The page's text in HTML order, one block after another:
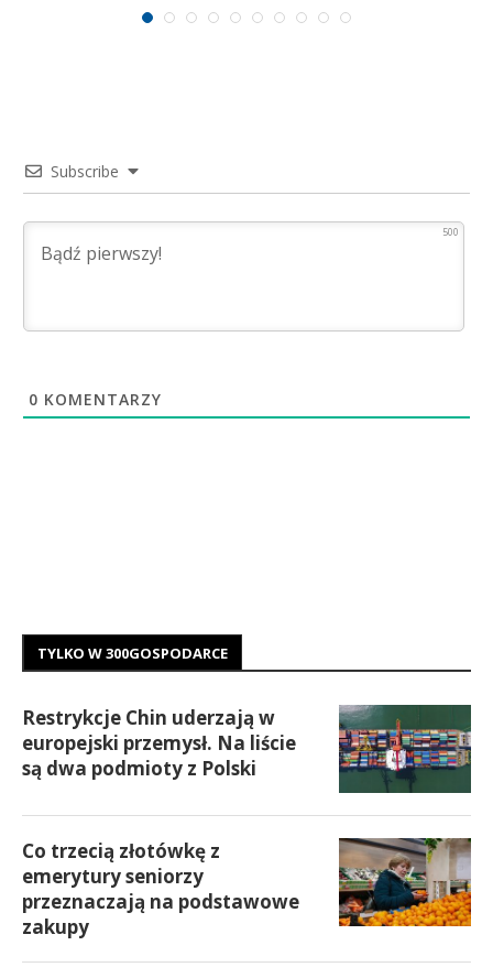
Subscribe
500
0 KOMENTARZY
TYLKO W 300GOSPODARCE
Restrykcje Chin uderzają w
europejski przemysł. Na liście
są dwa podmioty z Polski
Co trzecią złotówkę z
emerytury seniorzy
przeznaczają na podstawowe
zakupy